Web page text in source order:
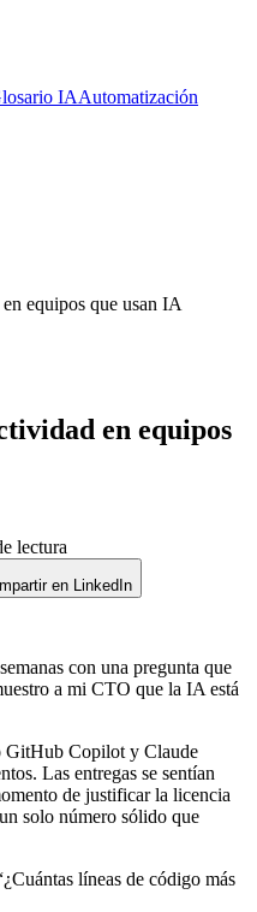
IAAutomatización
equipos que usan IA
en equipos
lectura
en LinkedIn
con una pregunta que
a mi CTO que la IA está
GitHub Copilot y Claude
Las entregas se sentían
de justificar la licencia
solo número sólido que
líneas de código más